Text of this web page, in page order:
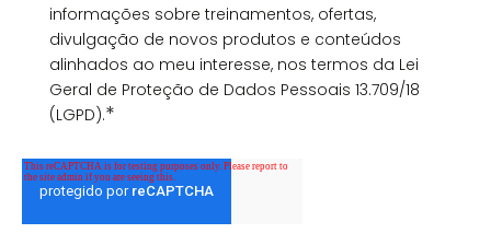
informações sobre treinamentos, ofertas,
divulgação de novos produtos e conteúdos
alinhados ao meu interesse, nos termos da Lei
Geral de Proteção de Dados Pessoais 13.709/18
(LGPD).*